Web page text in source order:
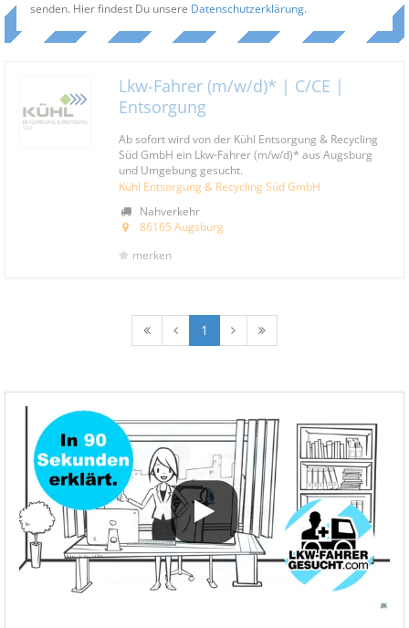
senden. Hier findest Du unsere Datenschutzerklärung.
Lkw-Fahrer (m/w/d)* | C/CE |
Entsorgung
Ab sofort wird von der Kühl Entsorgung & Recycling
Süd GmbH ein Lkw-Fahrer (m/w/d)* aus Augsburg
und Umgebung gesucht.
Kühl Entsorgung & Recycling Süd GmbH
Nahverkehr
86165 Augsburg
merken
1